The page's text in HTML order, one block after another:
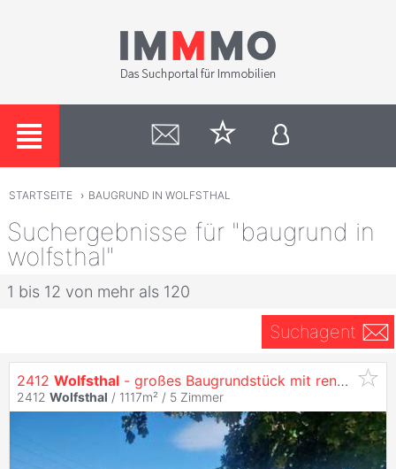
STARTSEITE › BAUGRUND IN WOLFSTHAL
Suchergebnisse für "baugrund in
wolfsthal"
1 bis 12 von mehr als 120
Suchagent
2412 Wolfsthal - großes Baugrundstück mit renovierungsbedürftigem Haus
2412 Wolfsthal / 1117m² / 5 Zimmer